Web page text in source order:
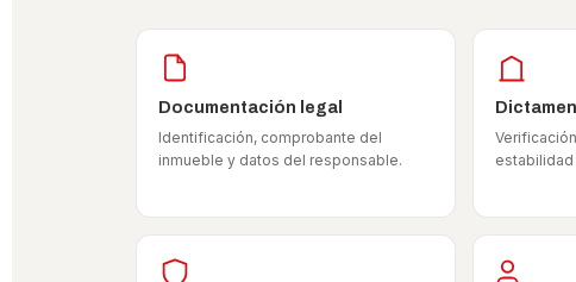
Documentación legal
Identificación, comprobante del
inmueble y datos del responsable.